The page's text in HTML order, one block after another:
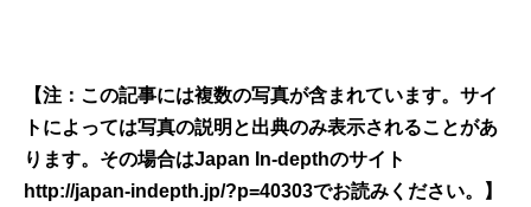
【注：この記事には複数の写真が含まれています。サイ
トによっては写真の説明と出典のみ表示されることがあ
ります。その場合はJapan In-depthのサイト
http://japan-indepth.jp/?p=40303でお読みください。】